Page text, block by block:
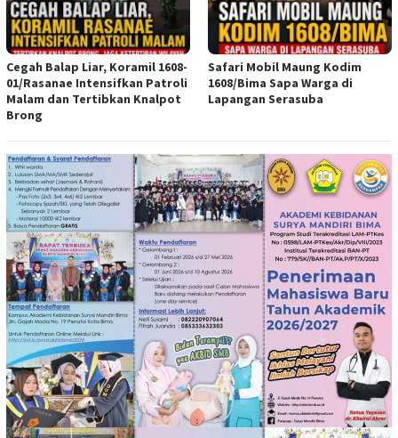
Cegah Balap Liar, Koramil 1608-
01/Rasanae Intensifkan Patroli
Malam dan Tertibkan Knalpot
Brong
Safari Mobil Maung Kodim
1608/Bima Sapa Warga di
Lapangan Serasuba